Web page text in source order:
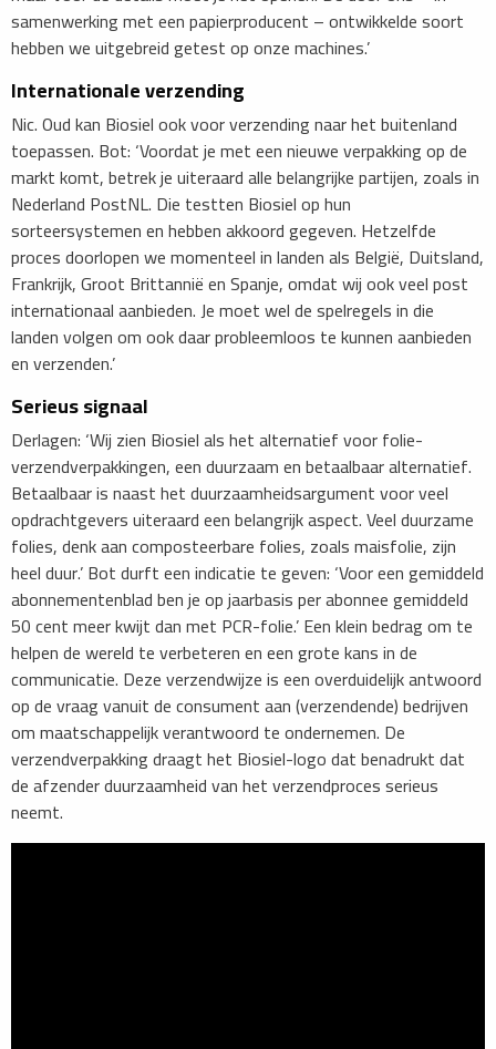
samenwerking met een papierproducent – ontwikkelde soort
hebben we uitgebreid getest op onze machines.’
Internationale verzending
Nic. Oud kan Biosiel ook voor verzending naar het buitenland
toepassen. Bot: ‘Voordat je met een nieuwe verpakking op de
markt komt, betrek je uiteraard alle belangrijke partijen, zoals in
Nederland PostNL. Die testten Biosiel op hun
sorteersystemen en hebben akkoord gegeven. Hetzelfde
proces doorlopen we momenteel in landen als België, Duitsland,
Frankrijk, Groot Brittannië en Spanje, omdat wij ook veel post
internationaal aanbieden. Je moet wel de spelregels in die
landen volgen om ook daar probleemloos te kunnen aanbieden
en verzenden.’
Serieus signaal
Derlagen: ‘Wij zien Biosiel als het alternatief voor folie-
verzendverpakkingen, een duurzaam en betaalbaar alternatief.
Betaalbaar is naast het duurzaamheidsargument voor veel
opdrachtgevers uiteraard een belangrijk aspect. Veel duurzame
folies, denk aan composteerbare folies, zoals maisfolie, zijn
heel duur.’ Bot durft een indicatie te geven: ‘Voor een gemiddeld
abonnementenblad ben je op jaarbasis per abonnee gemiddeld
50 cent meer kwijt dan met PCR-folie.’ Een klein bedrag om te
helpen de wereld te verbeteren en een grote kans in de
communicatie. Deze verzendwijze is een overduidelijk antwoord
op de vraag vanuit de consument aan (verzendende) bedrijven
om maatschappelijk verantwoord te ondernemen. De
verzendverpakking draagt het Biosiel-logo dat benadrukt dat
de afzender duurzaamheid van het verzendproces serieus
neemt.